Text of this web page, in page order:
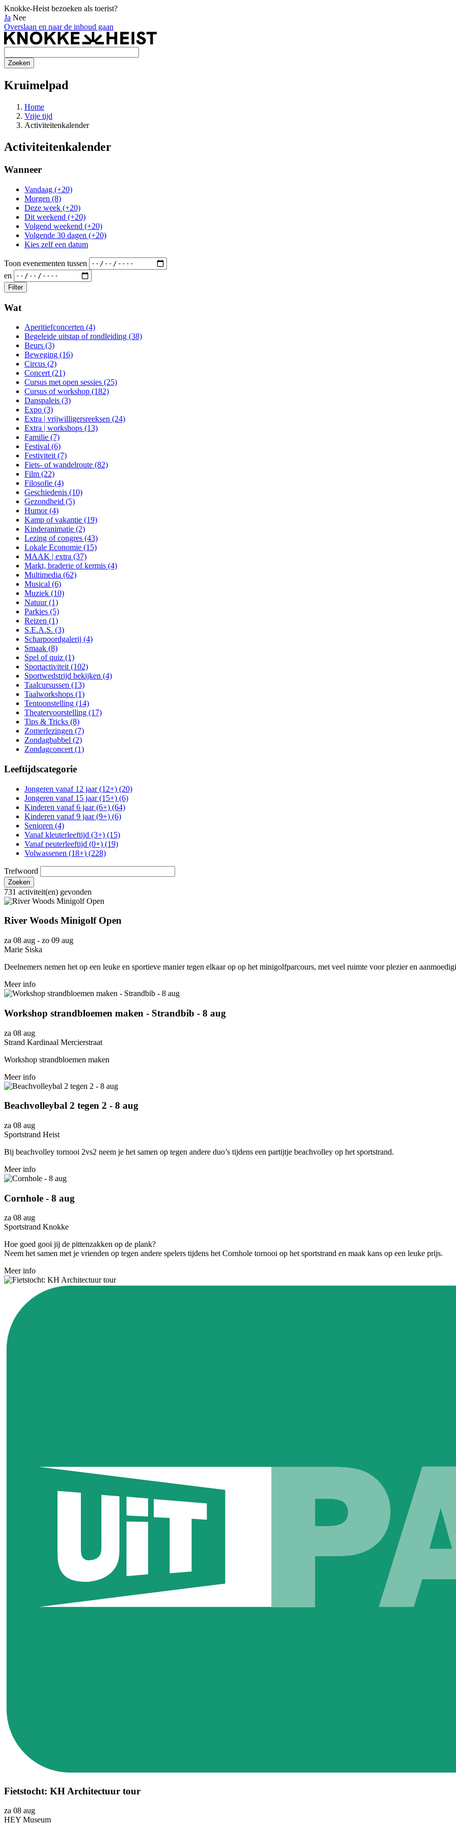
Knokke-Heist bezoeken als toerist?
Ja Nee
Overslaan en naar de inhoud gaan
Kruimelpad
Home
Vrije tijd
Activiteitenkalender
Activiteitenkalender
Wanneer
Vandaag (+20)
Morgen (8)
Deze week (+20)
Dit weekend (+20)
Volgend weekend (+20)
Volgende 30 dagen (+20)
Kies zelf een datum
Toon evenementen tussen
en
Wat
Aperitiefconcerten (4)
Begeleide uitstap of rondleiding (38)
Beurs (3)
Beweging (16)
Circus (2)
Concert (21)
Cursus met open sessies (25)
Cursus of workshop (182)
Danspaleis (3)
Expo (3)
Extra | vrijwilligersreeksen (24)
Extra | workshops (13)
Familie (7)
Festival (6)
Festiviteit (7)
Fiets- of wandelroute (82)
Film (22)
Filosofie (4)
Geschiedenis (10)
Gezondheid (5)
Humor (4)
Kamp of vakantie (19)
Kinderanimatie (2)
Lezing of congres (43)
Lokale Economie (15)
MAAK | extra (37)
Markt, braderie of kermis (4)
Multimedia (62)
Musical (6)
Muziek (10)
Natuur (1)
Parkies (5)
Reizen (1)
S.E.A.S. (3)
Scharpoordgalerij (4)
Smaak (8)
Spel of quiz (1)
Sportactiviteit (102)
Sportwedstrijd bekijken (4)
Taalcursussen (13)
Taalworkshops (1)
Tentoonstelling (14)
Theatervoorstelling (17)
Tips & Tricks (8)
Zomerlezingen (7)
Zondagbabbel (2)
Zondagconcert (1)
Leeftijdscategorie
Jongeren vanaf 12 jaar (12+) (20)
Jongeren vanaf 15 jaar (15+) (6)
Kinderen vanaf 6 jaar (6+) (64)
Kinderen vanaf 9 jaar (9+) (6)
Senioren (4)
Vanaf kleuterleeftijd (3+) (15)
Vanaf peuterleeftijd (0+) (19)
Volwassenen (18+) (228)
Trefwoord
731 activiteit(en) gevonden
River Woods Minigolf Open
za 08 aug - zo 09 aug
Marie Siska
Deelnemers nemen het op een leuke en sportieve manier tegen elkaar op op het minigolfparcours, met veel ruimte voor plezier en
Meer info
Workshop strandbloemen maken - Strandbib - 8 aug
za 08 aug
Strand Kardinaal Mercierstraat
Workshop strandbloemen maken
Meer info
Beachvolleybal 2 tegen 2 - 8 aug
za 08 aug
Sportstrand Heist
Bij beachvolley tornooi 2vs2 neem je het samen op tegen andere duo’s tijdens een partijtje beachvolley op het sportstrand.
Meer info
Cornhole - 8 aug
za 08 aug
Sportstrand Knokke
Hoe goed gooi jij de pittenzakken op de plank?
Neem het samen met je vrienden op tegen andere spelers tijdens het Cornhole tornooi op het sportstrand en maak kans op een leuke prijs.
Meer info
Fietstocht: KH Architectuur tour
za 08 aug
HEY Museum